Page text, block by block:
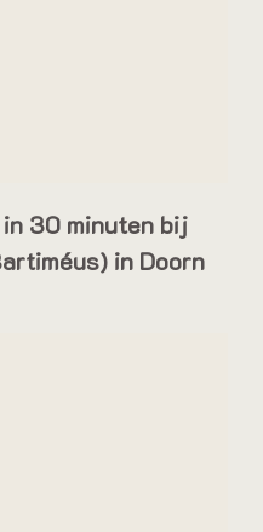
30 minuten bij
in Doorn